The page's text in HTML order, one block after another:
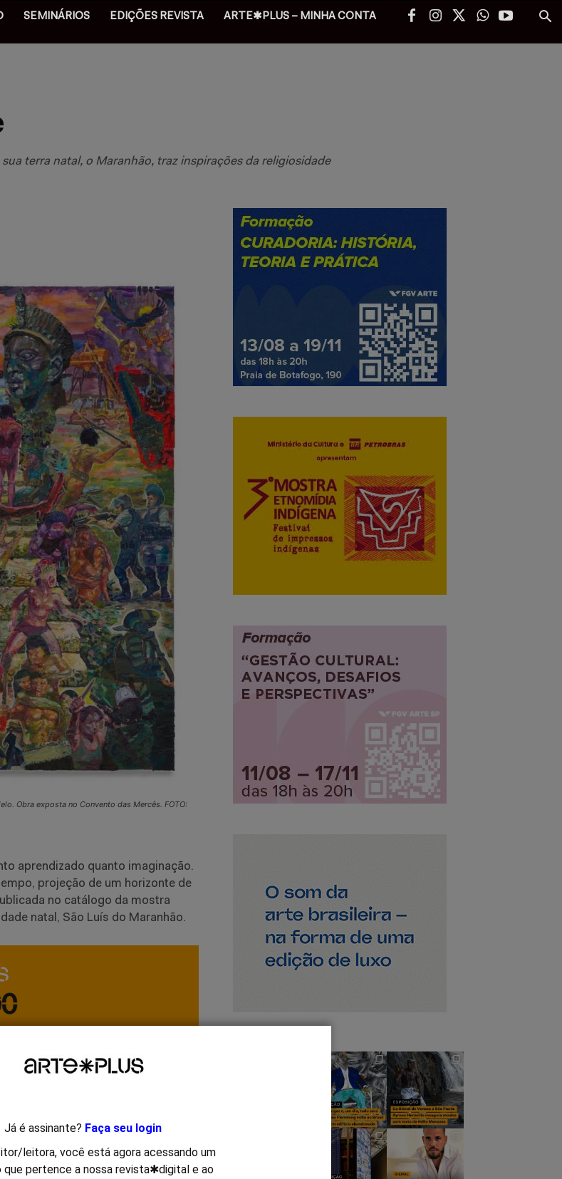
SEMINÁRIOS EDIÇÕES REVISTA ARTE✱PLUS – MINHA CONTA
terra natal, o Maranhão, traz inspirações da religiosidade
Obra exposta no Convento das Mercês. FOTO:
aprendizado quanto imaginação.
projeção de um horizonte de
no catálogo da mostra
natal, São Luís do Maranhão.
Já é assinante? Faça seu login
leitora, você está agora acessando um
que pertence a nossa revista✱digital e ao